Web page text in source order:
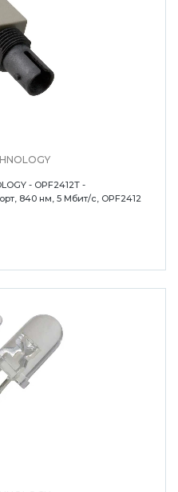
- OPF2412T -
840 нм, 5 Мбит/с, OPF2412